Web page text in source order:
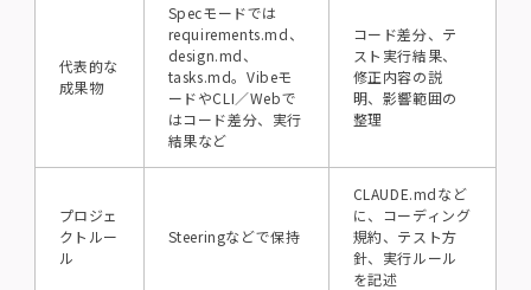
代表的な
成果物
Specモードでは
requirements.md、
design.md、
tasks.md。Vibeモ
ードやCLI／Webで
はコード差分、実行
結果など
コード差分、テ
スト実行結果、
修正内容の説
明、影響範囲の
整理
プロジェ
クトルー
ル
Steeringなどで保持
CLAUDE.mdなど
に、コーディング
規約、テスト方
針、実行ルール
を記述